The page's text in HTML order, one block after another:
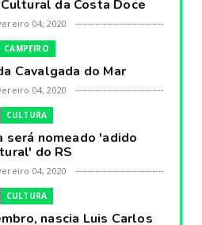
da Costa Doce
04, 2020
CAMPEIRO
Cavalgada do Mar
04, 2020
CULTURA
será nomeado 'adido
do RS
04, 2020
CULTURA
nascia Luis Carlos